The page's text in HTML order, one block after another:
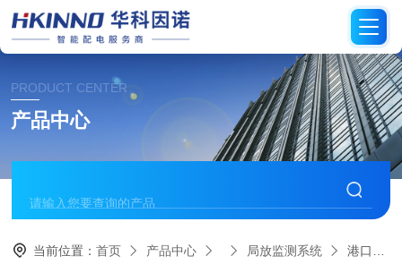
PRODUCT CENTER
产品中心
当前位置：首页 产品中心 局放监测系统 港口码头环网柜局放监测方案-高灵敏度